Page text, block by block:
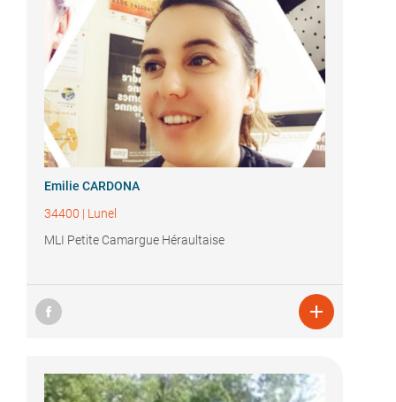
Emilie CARDONA
34400 | Lunel
MLI Petite Camargue Héraultaise
